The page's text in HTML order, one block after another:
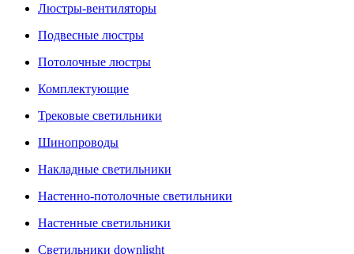
Люстры-вентиляторы
Подвесные люстры
Потолочные люстры
Комплектующие
Трековые светильники
Шинопроводы
Накладные светильники
Настенно-потолочные светильники
Настенные светильники
Светильники downlight